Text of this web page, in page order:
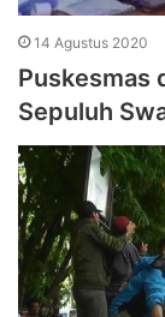
14 Agustus 2020
Puskesmas
Sepuluh